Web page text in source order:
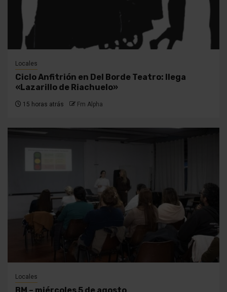
Locales
Ciclo Anfitrión en Del Borde Teatro: llega
«Lazarillo de Riachuelo»
15 horas atrás Fm Alpha
Locales
BM – miércoles 5 de agosto